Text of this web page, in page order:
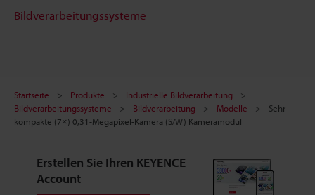
Bildverarbeitungssysteme
Startseite Produkte
Industrielle Bildverarbeitung
Bildverarbeitungssysteme
Bildverarbeitung Modelle
Sehr
kompakte (7×) 0,31-Megapixel-Kamera (S/W) Kameramodul
Erstellen Sie Ihren KEYENCE
Account